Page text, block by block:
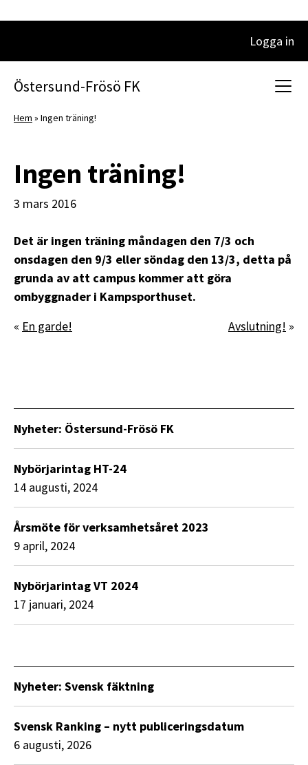
Huvudnavigering
Logga in
Östersund-Frösö FK
Hem » Ingen träning!
Ingen träning!
3 mars 2016
Det är ingen träning måndagen den 7/3 och
onsdagen den 9/3 eller söndag den 13/3, detta på
grunda av att campus kommer att göra
ombyggnader i Kampsporthuset.
« En garde! Avslutning! »
Nyheter: Östersund-Frösö FK
Nybörjarintag HT-24
14 augusti, 2024
Årsmöte för verksamhetsåret 2023
9 april, 2024
Nybörjarintag VT 2024
17 januari, 2024
Nyheter: Svensk fäktning
Svensk Ranking – nytt publiceringsdatum
6 augusti, 2026